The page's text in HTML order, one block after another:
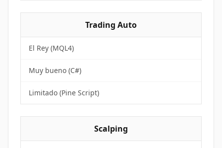
Trading Auto
El Rey (MQL4)
Muy bueno (C#)
Limitado (Pine Script)
Scalping